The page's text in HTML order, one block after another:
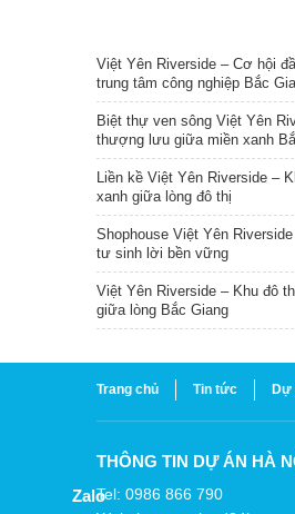
Việt Yên Riverside – Cơ hội
trung tâm công nghiệp Bắc
Biệt thự ven sông Việt Yên
thượng lưu giữa miền xanh
Liền kề Việt Yên Riverside –
xanh giữa lòng đô thị
Shophouse Việt Yên
tư sinh lời bền vững
Việt Yên Riverside – Khu đô
giữa lòng Bắc Giang
Trang chủ Tin tức Dự
THÔNG TIN DỰ ÁN HÀ
Tel: 0986 866 790
Zalo